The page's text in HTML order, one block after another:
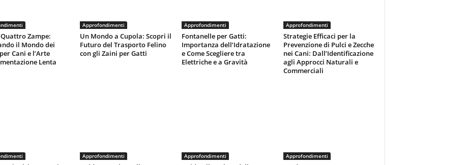
Zampe:
il Mondo dei
Cani e l’Arte
Lenta
Approfondimenti
Un Mondo a Cupola: Scopri il
Futuro del Trasporto Felino
con gli Zaini per Gatti
Approfondimenti
Fontanelle per Gatti:
Importanza dell’Idratazione
e Come Scegliere tra
Elettriche e a Gravità
Approfondimenti
Strategie Efficaci per la
Prevenzione di Pulci e Zecche
nei Cani: Dall’Identificazione
agli Approcci Naturali e
Commerciali
Approfondimenti Approfondimenti Approfondimenti